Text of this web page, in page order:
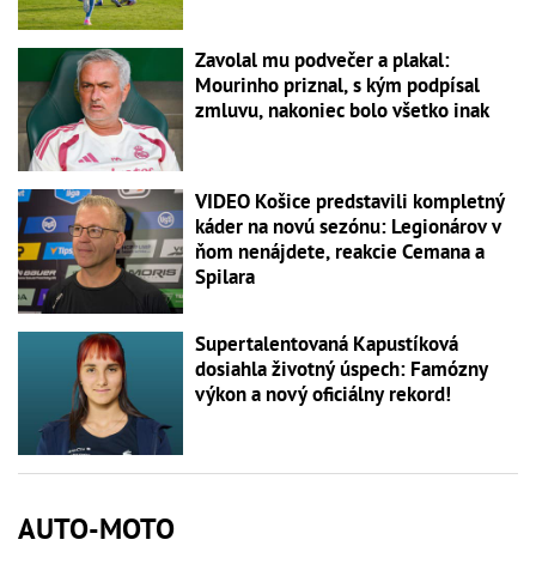
Zavolal mu podvečer a plakal:
Mourinho priznal, s kým podpísal
zmluvu, nakoniec bolo všetko inak
VIDEO Košice predstavili kompletný
káder na novú sezónu: Legionárov v
ňom nenájdete, reakcie Cemana a
Spilara
Supertalentovaná Kapustíková
dosiahla životný úspech: Famózny
výkon a nový oficiálny rekord!
AUTO-MOTO